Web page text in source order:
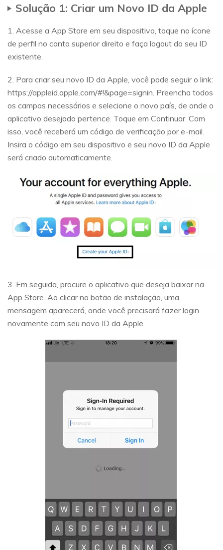
Solução 1: Criar um Novo ID da Apple
1. Acesse a App Store em seu dispositivo, toque no ícone
de perfil no canto superior direito e faça logout do seu ID
existente.
2. Para criar seu novo ID da Apple, você pode seguir o link:
https://appleid.apple.com/#!&page=signin. Preencha todos
os campos necessários e selecione o novo país, de onde o
aplicativo desejado pertence. Toque em Continuar. Com
isso, você receberá um código de verificação por e-mail.
Insira o código em seu dispositivo e seu novo ID da Apple
será criado automaticamente.
3. Em seguida, procure o aplicativo que deseja baixar na
App Store. Ao clicar no botão de instalação, uma
mensagem aparecerá, onde você precisará fazer login
novamente com seu novo ID da Apple.